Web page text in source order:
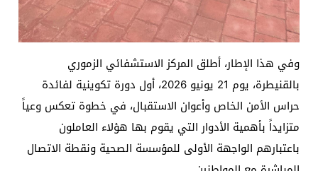
وفي هذا الإطار، أطلق المركز الاستشفائي الزموري
بالقنيطرة، يوم 21 يونيو 2026، أول دورة تكوينية لفائدة
حراس الأمن الخاص وأعوان الاستقبال، في خطوة تعكس وعياً
متزايداً بأهمية الأدوار التي يقوم بها هؤلاء العاملون
باعتبارهم الواجهة الأولى للمؤسسة الصحية ونقطة الاتصال